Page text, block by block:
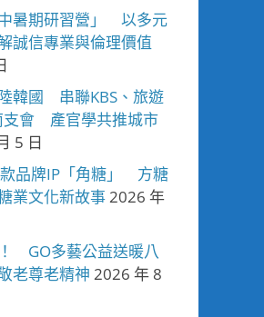
暑期研習營」 以多元
誠信專業與倫理價值
韓國 串聯KBS、旅遊
支會 產官學共推城市
5 日
品牌IP「角糖」 方糖
業文化新故事2026 年
GO多藝公益送暖八
老尊老精神 2026 年 8